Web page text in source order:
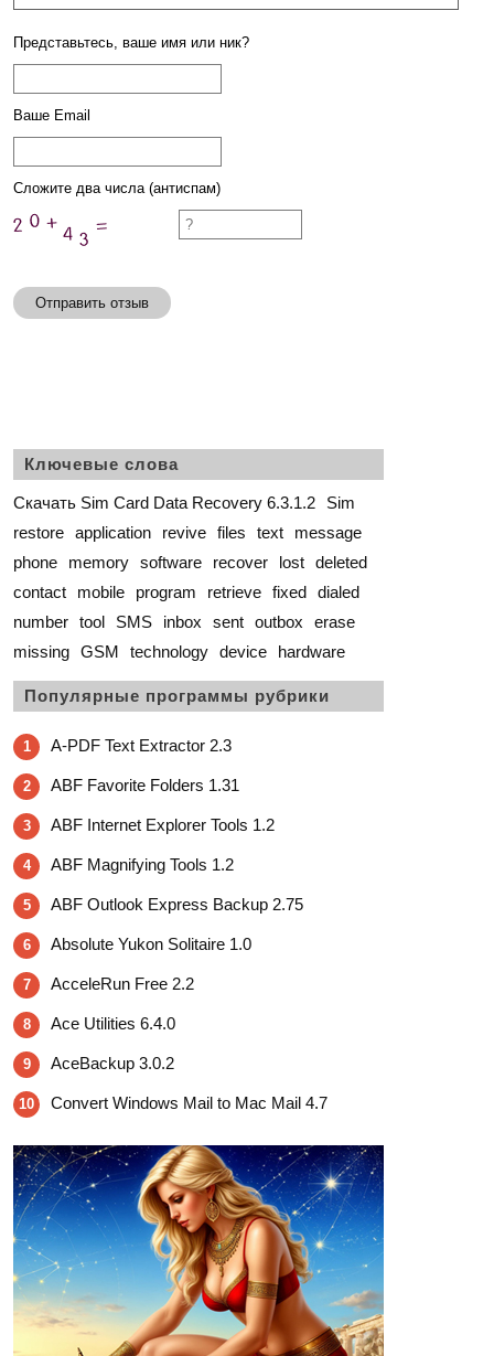
Представьтесь, ваше имя или ник?
Ваше Email
Сложите два числа (антиспам)
Отправить отзыв
Ключевые слова
Скачать Sim Card Data Recovery 6.3.1.2
Sim
restore application revive files text
message
phone
memory software recover lost deleted
contact
mobile program retrieve fixed dialed
number tool SMS inbox sent outbox
erase
missing GSM technology device hardware
Популярные программы рубрики
1 A-PDF Text Extractor 2.3
2 ABF Favorite Folders 1.31
3 ABF Internet Explorer Tools 1.2
4 ABF Magnifying Tools 1.2
5 ABF Outlook Express Backup 2.75
6 Absolute Yukon Solitaire 1.0
7 AcceleRun Free 2.2
8 Ace Utilities 6.4.0
9 AceBackup 3.0.2
10 Convert Windows Mail to Mac Mail 4.7